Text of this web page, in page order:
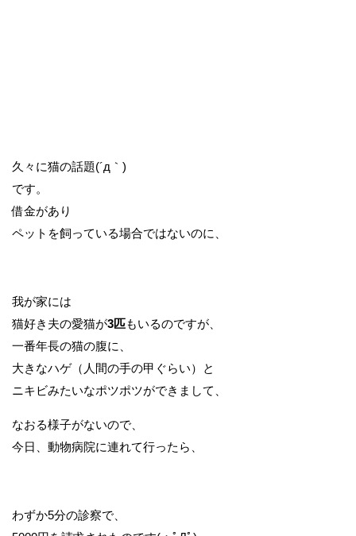
久々に猫の話題(´д｀)
です。
借金があり
ペットを飼っている場合ではないのに、
我が家には
猫好き夫の愛猫が3匹もいるのですが、
一番年長の猫の腹に、
大きなハゲ（人間の手の甲ぐらい）と
ニキビみたいなポツポツができまして、
なおる様子がないので、
今日、動物病院に連れて行ったら、
わずか5分の診察で、